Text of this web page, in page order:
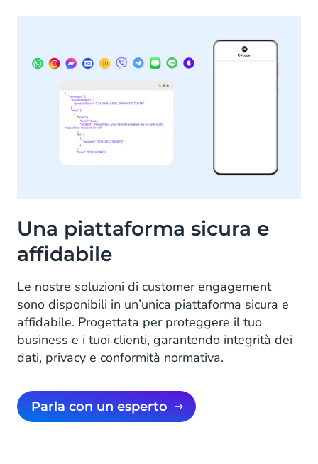
Una piattaforma sicura e
affidabile
Le nostre soluzioni di customer engagement
sono disponibili in un’unica piattaforma sicura e
affidabile. Progettata per proteggere il tuo
business e i tuoi clienti, garantendo integrità dei
dati, privacy e conformità normativa.
Parla con un esperto